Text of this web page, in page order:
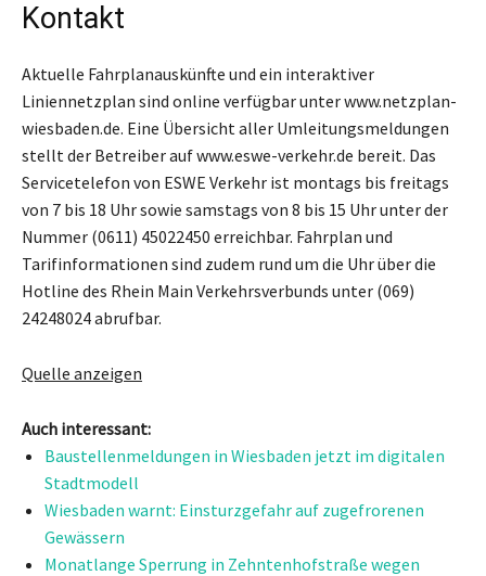
Kontakt
Aktuelle Fahrplanauskünfte und ein interaktiver
Liniennetzplan sind online verfügbar unter www.netzplan-
wiesbaden.de. Eine Übersicht aller Umleitungsmeldungen
stellt der Betreiber auf www.eswe-verkehr.de bereit. Das
Servicetelefon von ESWE Verkehr ist montags bis freitags
von 7 bis 18 Uhr sowie samstags von 8 bis 15 Uhr unter der
Nummer (0611) 45022450 erreichbar. Fahrplan und
Tarifinformationen sind zudem rund um die Uhr über die
Hotline des Rhein Main Verkehrsverbunds unter (069)
24248024 abrufbar.
Quelle anzeigen
Auch interessant:
Baustellenmeldungen in Wiesbaden jetzt im digitalen
Stadtmodell
Wiesbaden warnt: Einsturzgefahr auf zugefrorenen
Gewässern
Monatlange Sperrung in Zehntenhofstraße wegen